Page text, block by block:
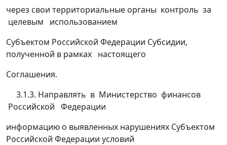
через свои территориальные органы контроль за
целевым использованием
Субъектом Российской Федерации Субсидии,
полученной в рамках настоящего
Соглашения.
3.1.3. Направлять в Министерство финансов
Российской Федерации
информацию о выявленных нарушениях Субъектом
Российской Федерации условий